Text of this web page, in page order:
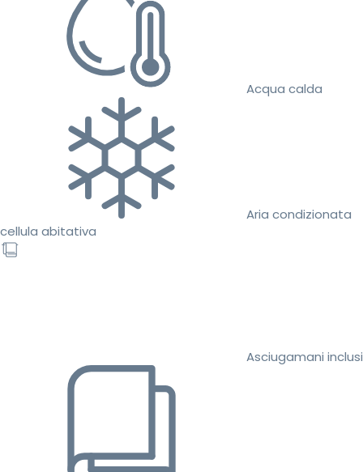
Acqua calda
Aria condizionata
cellula abitativa
Asciugamani inclusi